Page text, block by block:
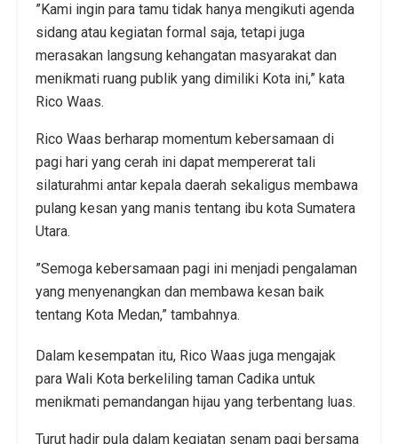
​”Kami ingin para tamu tidak hanya mengikuti agenda
sidang atau kegiatan formal saja, tetapi juga
merasakan langsung kehangatan masyarakat dan
menikmati ruang publik yang dimiliki Kota ini,” kata
Rico Waas.
​Rico Waas berharap momentum kebersamaan di
pagi hari yang cerah ini dapat mempererat tali
silaturahmi antar kepala daerah sekaligus membawa
pulang kesan yang manis tentang ibu kota Sumatera
Utara.
​”Semoga kebersamaan pagi ini menjadi pengalaman
yang menyenangkan dan membawa kesan baik
tentang Kota Medan,” tambahnya.
Dalam kesempatan itu, Rico Waas juga mengajak
para Wali Kota berkeliling taman Cadika untuk
menikmati pemandangan hijau yang terbentang luas.
​Turut hadir pula dalam kegiatan senam pagi bersama